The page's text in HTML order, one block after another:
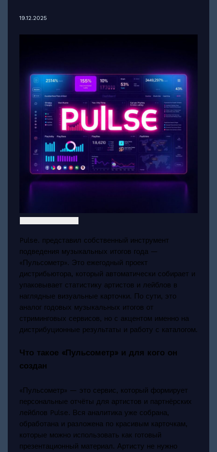
19.12.2025
Pulse. представил собственный инструмент
подведения музыкальных итогов года —
«Пульсометр». Это ежегодный проект
дистрибьютора, который автоматически собирает и
упаковывает статистику артистов и лейблов в
наглядные визуальные карточки. По сути, это
аналог годовых музыкальных итогов от
стриминговых сервисов, но с акцентом именно на
дистрибуционные результаты и работу с каталогом.
Что такое «Пульсометр» и для кого он
создан
«Пульсометр» — это сервис, который формирует
персональные отчёты для артистов и партнёрских
лейблов Pulse. Вся аналитика уже собрана,
обработана и разложена по красивым карточкам,
которые можно использовать как готовый
презентационный материал. Артисту не нужно